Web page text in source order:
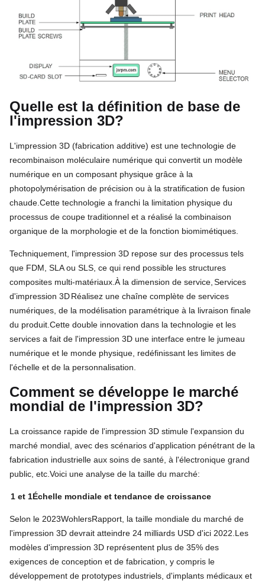
Quelle est la définition de base de
l'impression 3D?
L'impression 3D (fabrication additive) est une technologie de
recombinaison moléculaire numérique qui convertit un modèle
numérique en un composant physique grâce à la
photopolymérisation de précision ou à la stratification de fusion
chaude. Cette technologie a franchi la limitation physique du
processus de coupe traditionnel et a réalisé la combinaison
organique de la morphologie et de la fonction biomimétiques.
Techniquement, l'impression 3D repose sur des processus tels
que FDM, SLA ou SLS, ce qui rend possible les structures
composites multi-matériaux. À la dimension de service, Services
d'impression 3DRéalisez une chaîne complète de services
numériques, de la modélisation paramétrique à la livraison finale
du produit. Cette double innovation dans la technologie et les
services a fait de l'impression 3D une interface entre le jumeau
numérique et le monde physique, redéfinissant les limites de
l'échelle et de la personnalisation.
Comment se développe le marché
mondial de l'impression 3D?
La croissance rapide de l'impression 3D stimule l'expansion du
marché mondial, avec des scénarios d'application pénétrant de la
fabrication industrielle aux soins de santé, à l'électronique grand
public, etc. Voici une analyse de la taille du marché:
1 et 1Échelle mondiale et tendance de croissance
Selon le 2023WohlersRapport, la taille mondiale du marché de
l'impression 3D devrait atteindre 24 milliards USD d'ici 2022. Les
modèles d'impression 3D représentent plus de 35% des
exigences de conception et de fabrication, y compris le
développement de prototypes industriels, d'implants médicaux et